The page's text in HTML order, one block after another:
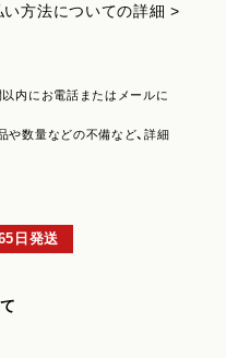
い方法についての詳細 >
内にお電話またはメールに
や数量などの不備など、詳細
日発送